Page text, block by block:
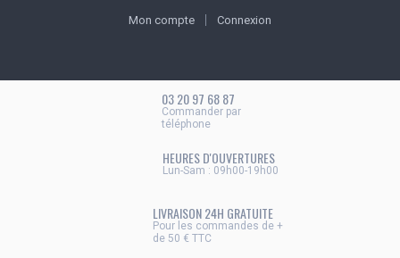
Mon compte Connexion
03 20 97 68 87
Commander par
téléphone
HEURES D'OUVERTURES
Lun-Sam : 09h00-19h00
LIVRAISON 24H GRATUITE
Pour les commandes de +
de 50 € TTC